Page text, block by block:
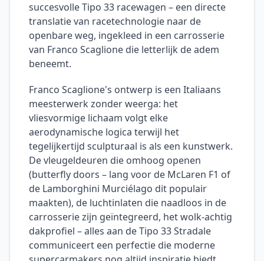
succesvolle Tipo 33 racewagen – een directe
translatie van racetechnologie naar de
openbare weg, ingekleed in een carrosserie
van Franco Scaglione die letterlijk de adem
beneemt.
Franco Scaglione's ontwerp is een Italiaans
meesterwerk zonder weerga: het
vliesvormige lichaam volgt elke
aerodynamische logica terwijl het
tegelijkertijd sculpturaal is als een kunstwerk.
De vleugeldeuren die omhoog openen
(butterfly doors – lang voor de McLaren F1 of
de Lamborghini Murciélago dit populair
maakten), de luchtinlaten die naadloos in de
carrosserie zijn geïntegreerd, het wolk-achtig
dakprofiel – alles aan de Tipo 33 Stradale
communiceert een perfectie die moderne